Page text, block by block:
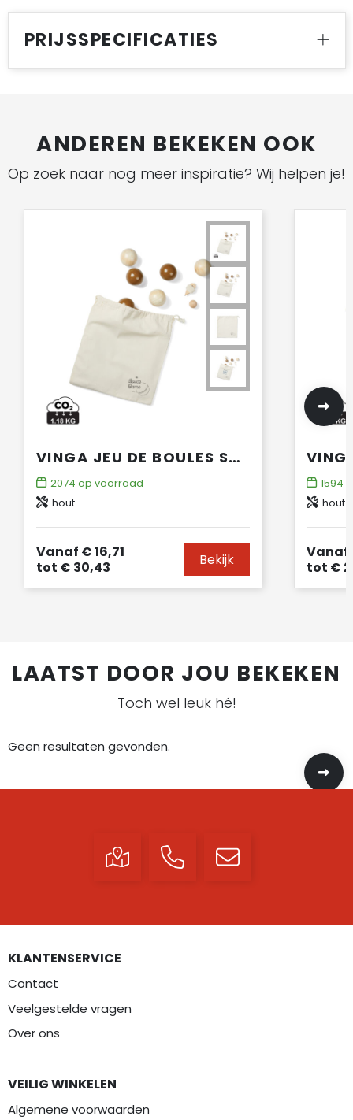
PRIJSSPECIFICATIES
ANDEREN BEKEKEN OOK
Op zoek naar nog meer inspiratie? Wij helpen je!
VINGA JEU DE BOULES SPEL
2074 op voorraad
hout
Vanaf € 16,71
tot € 30,43 Bekijk
1594
hout
Vanaf
tot €
LAATST DOOR JOU BEKEKEN
Toch wel leuk hé!
Geen resultaten gevonden.
KLANTENSERVICE
Contact
Veelgestelde vragen
Over ons
VEILIG WINKELEN
Algemene voorwaarden